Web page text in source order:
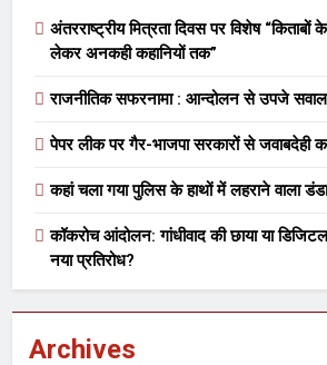
दानवीर परिवार
संपर्क करें
अंतरराष्ट्रीय मित्रता दिवस पर विशेष “किताबों
लेकर अनकही कहानियों तक”
राजनीतिक सफरनामा : आन्दोलन से उपजे सवाल
पेपर लीक पर गैर-भाजपा सरकारों से जवाबदेही
कहां चला गया पुलिस के हाथों में लहराने वाला
कॉकरोच आंदोलन: गांधीवाद की छाया या
नया प्रतिरोध?
Archives